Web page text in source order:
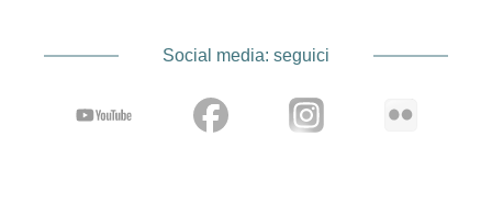
Social media: seguici